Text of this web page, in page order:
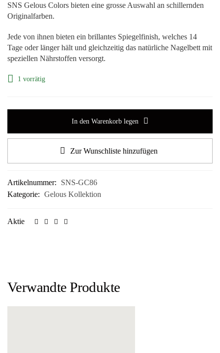
SNS Gelous Colors bieten eine grosse Auswahl an schillernden
Originalfarben.
Jede von ihnen bieten ein brillantes Spiegelfinish, welches 14
Tage oder länger hält und gleichzeitig das natürliche Nagelbett mit
speziellen Nährstoffen versorgt.
1 vorrätig
In den Warenkorb legen
Zur Wunschliste hinzufügen
Artikelnummer:
SNS-GC86
Kategorie: Gelous Kollektion
Aktie
Verwandte Produkte